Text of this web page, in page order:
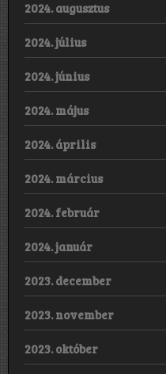
2024. augusztus
2024. július
2024. június
2024. május
2024. április
2024. március
2024. február
2024. január
2023. december
2023. november
2023. október